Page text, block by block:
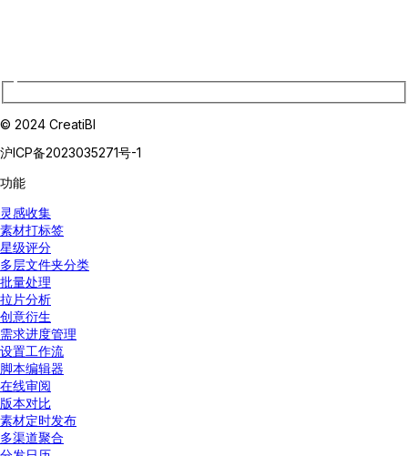
© 2024 CreatiBI
沪ICP备2023035271号-1
功能
灵感收集
素材打标签
星级评分
多层文件夹分类
批量处理
拉片分析
创意衍生
需求进度管理
设置工作流
脚本编辑器
在线审阅
版本对比
素材定时发布
多渠道聚合